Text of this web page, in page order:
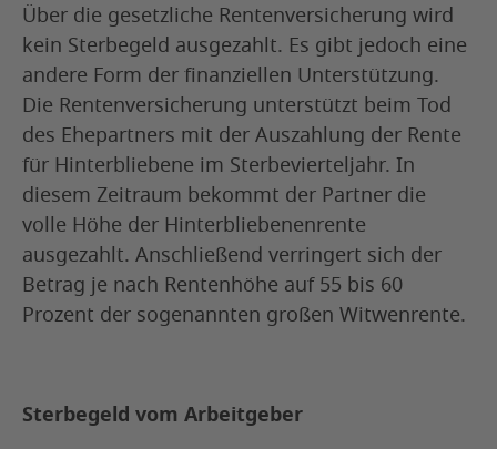
Über die gesetzliche Rentenversicherung wird
kein Sterbegeld ausgezahlt. Es gibt jedoch eine
andere Form der finanziellen Unterstützung.
Die Rentenversicherung unterstützt beim Tod
des Ehepartners mit der Auszahlung der Rente
für Hinterbliebene im Sterbevierteljahr. In
diesem Zeitraum bekommt der Partner die
volle Höhe der Hinterbliebenenrente
ausgezahlt. Anschließend verringert sich der
Betrag je nach Rentenhöhe auf 55 bis 60
Prozent der sogenannten großen Witwenrente.
Sterbegeld vom Arbeitgeber